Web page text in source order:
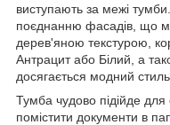
виступають за межі
поєднанню фасадів, що
дерев'яною текстурою,
Антрацит або Білий, а
досягається модний
Тумба чудово підійде
помістити документи в